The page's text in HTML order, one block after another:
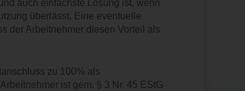
auch einfachste Lösung ist, wenn
überlässt. Eine eventuelle
der Arbeitnehmer diesen Vorteil als
zu 100% als
ist gem. § 3 Nr. 45 EStG